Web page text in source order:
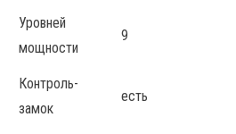
Уровней
мощности
9
Контроль-
замок
есть